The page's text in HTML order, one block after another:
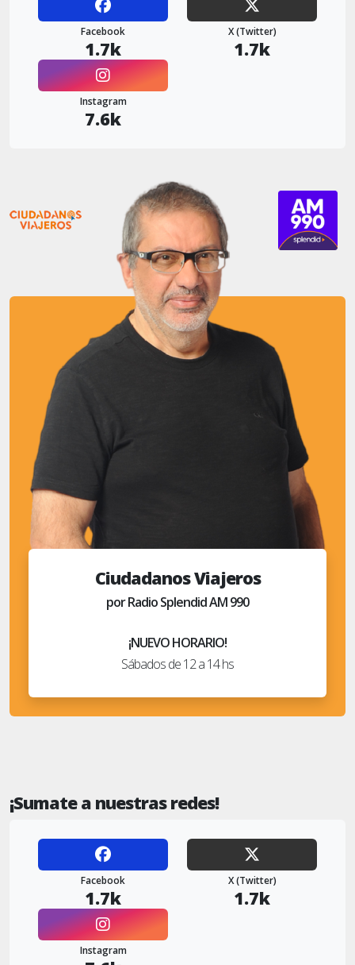
Facebook
1.7k
X (Twitter)
1.7k
Instagram
7.6k
Ciudadanos Viajeros
por Radio Splendid AM 990
¡NUEVO HORARIO!
Sábados de 12 a 14 hs